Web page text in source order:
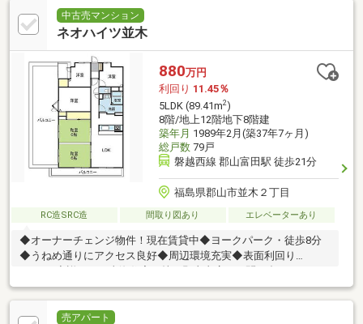
中古売マンション
ネオハイツ並木
880万円
利回り 11.45％
5LDK (89.41m2)
8階/地上12階地下8階建
築年月 1989年2月(築37年7ヶ月)
総戸数79戸
磐越西線 郡山富田駅 徒歩21分
福島県郡山市並木２丁目
RC造SRC造 間取り図あり エレベーターあり
◆オーナーチェンジ物件！現在賃貸中◆ヨークパーク・徒歩8分
◆うねめ通りにアクセス良好◆周辺環境充実◆表面利回り
い◆
売アパート